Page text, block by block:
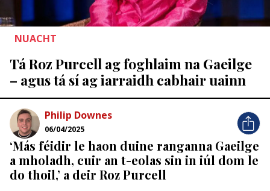
NUACHT
Tá Roz Purcell ag foghlaim na Gaeilge
– agus tá sí ag iarraidh cabhair uainn
Philip Downes
06/04/2025
‘Más féidir le haon duine ranganna Gaeilge
a mholadh, cuir an t-eolas sin in iúl dom le
do thoil,’ a deir Roz Purcell